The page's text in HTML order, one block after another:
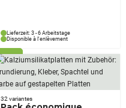
Lieferzeit: 3 - 6 Arbeitstage
Disponible à l'enlèvement
32 variantes